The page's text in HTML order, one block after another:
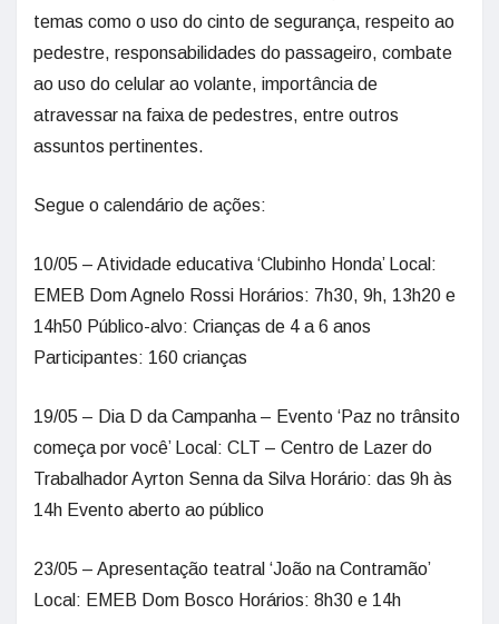
temas como o uso do cinto de segurança, respeito ao
pedestre, responsabilidades do passageiro, combate
ao uso do celular ao volante, importância de
atravessar na faixa de pedestres, entre outros
assuntos pertinentes.
Segue o calendário de ações:
10/05 – Atividade educativa ‘Clubinho Honda’ Local:
EMEB Dom Agnelo Rossi Horários: 7h30, 9h, 13h20 e
14h50 Público-alvo: Crianças de 4 a 6 anos
Participantes: 160 crianças
19/05 – Dia D da Campanha – Evento ‘Paz no trânsito
começa por você’ Local: CLT – Centro de Lazer do
Trabalhador Ayrton Senna da Silva Horário: das 9h às
14h Evento aberto ao público
23/05 – Apresentação teatral ‘João na Contramão’
Local: EMEB Dom Bosco Horários: 8h30 e 14h